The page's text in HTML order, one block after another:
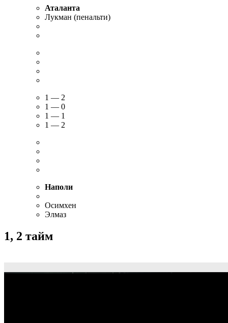
Аталанта
Лукман (пенальти)
1 — 2
1 — 0
1 — 1
1 — 2
Наполи
Осимхен
Элмаз
1, 2 тайм